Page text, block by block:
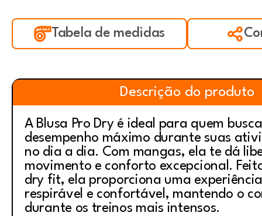
Tabela de medidas
Descrição do produto
A Blusa Pro Dry é ideal para quem
desempenho máximo durante suas
no dia a dia. Com mangas, ela te dá
movimento e conforto excepcional.
dry fit, ela proporciona uma
respirável e confortável, mantendo o
durante os treinos mais intensos.